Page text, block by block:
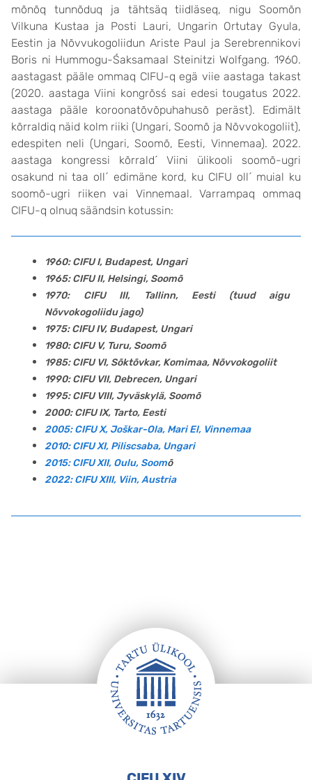
mõnõq tunnõduq ja tähtsäq tiidläseq, nigu Soomõn
Vilkuna Kustaa ja Posti Lauri, Ungarin Ortutay Gyula,
Eestin ja Nõvvukogoliidun Ariste Paul ja Serebrennikovi
Boris ni Hummogu-Śaksamaal Steinitzi Wolfgang. 1960.
aastagast pääle ommaq CIFU-q egä viie aastaga takast
(2020. aastaga Viini kongrõsś sai edesi tougatus 2022.
aastaga pääle koroonatõvõpuhahusõ peräst). Edimält
kõrraldiq näid kolm riiki (Ungari, Soomõ ja Nõvvokogoliit),
edespiten neli (Ungari, Soomõ, Eesti, Vinnemaa). 2022.
aastaga kongressi kõrrald´ Viini ülikooli soomõ-ugri
osakund ni taa oll´ edimäne kord, ku CIFU oll´ muial ku
soomõ-ugri riiken vai Vinnemaal. Varrampaq ommaq
CIFU-q olnuq säändsin kotussin:
1960: CIFU I, Budapest, Ungari
1965: CIFU II, Helsingi, Soomõ
1970: CIFU III, Tallinn, Eesti (tuud aigu
Nõvvokogoliidu jago)
1975: CIFU IV, Budapest, Ungari
1980: CIFU V, Turu, Soomõ
1985: CIFU VI, Sõktõvkar, Komimaa, Nõvvokogoliit
1990: CIFU VII, Debrecen, Ungari
1995: CIFU VIII, Jyväskylä, Soomõ
2000: CIFU IX, Tarto, Eesti
2005: CIFU X, Joškar-Ola, Mari El, Vinnemaa
2010: CIFU XI, Piliscsaba, Ungari
2015: CIFU XII, Oulu, Soomõ
2022: CIFU XIII, Viin, Austria